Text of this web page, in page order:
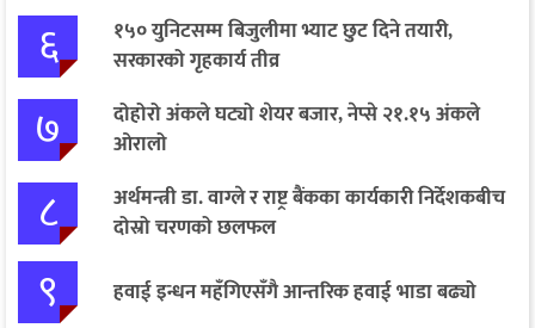
६
१५० युनिटसम्म बिजुलीमा भ्याट छुट दिने तयारी,
सरकारको गृहकार्य तीव्र
७
दोहोरो अंकले घट्यो शेयर बजार, नेप्से २१.१५ अंकले
ओरालो
८
अर्थमन्त्री डा. वाग्ले र राष्ट्र बैंकका कार्यकारी निर्देशकबीच
दोस्रो चरणको छलफल
९ हवाई इन्धन महँगिएसँगै आन्तरिक हवाई भाडा बढ्यो